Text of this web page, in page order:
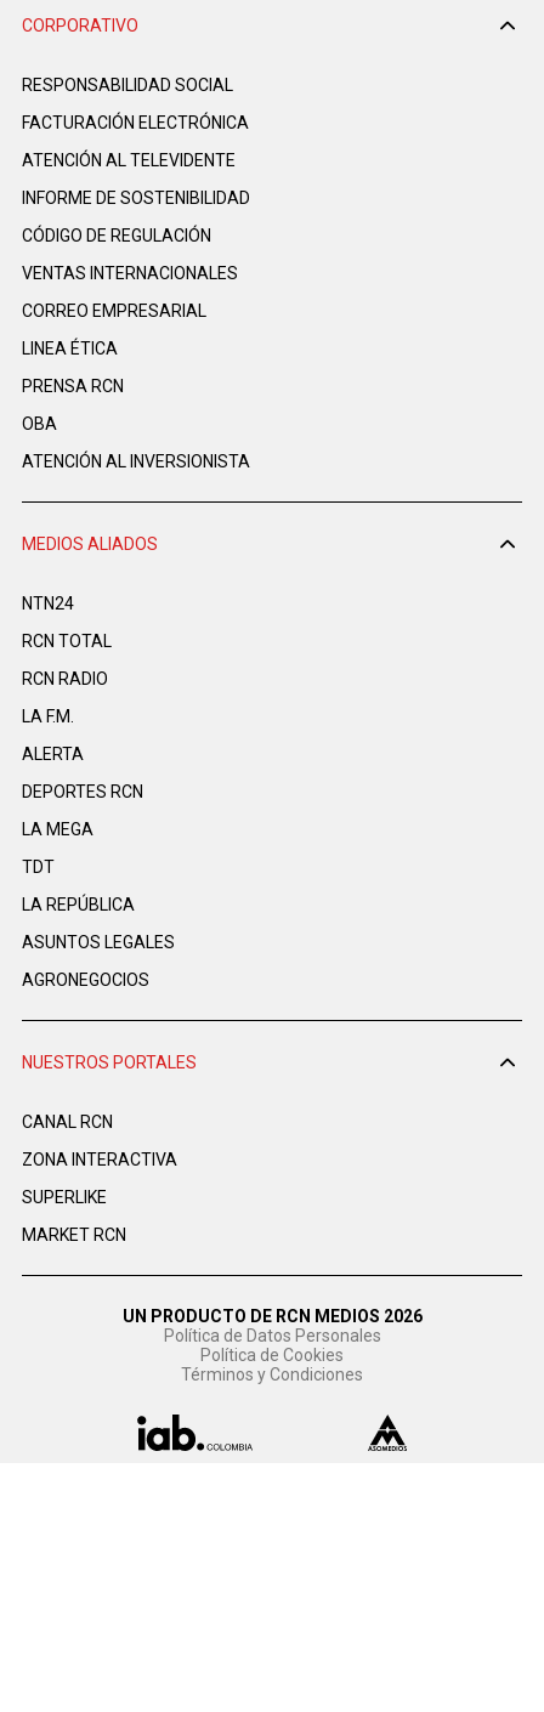
CORPORATIVO
RESPONSABILIDAD SOCIAL
FACTURACIÓN ELECTRÓNICA
ATENCIÓN AL TELEVIDENTE
INFORME DE SOSTENIBILIDAD
CÓDIGO DE REGULACIÓN
VENTAS INTERNACIONALES
CORREO EMPRESARIAL
LINEA ÉTICA
PRENSA RCN
OBA
ATENCIÓN AL INVERSIONISTA
MEDIOS ALIADOS
NTN24
RCN TOTAL
RCN RADIO
LA F.M.
ALERTA
DEPORTES RCN
LA MEGA
TDT
LA REPÚBLICA
ASUNTOS LEGALES
AGRONEGOCIOS
NUESTROS PORTALES
CANAL RCN
ZONA INTERACTIVA
SUPERLIKE
MARKET RCN
UN PRODUCTO DE RCN MEDIOS 2026
Política de Datos Personales
Política de Cookies
Términos y Condiciones